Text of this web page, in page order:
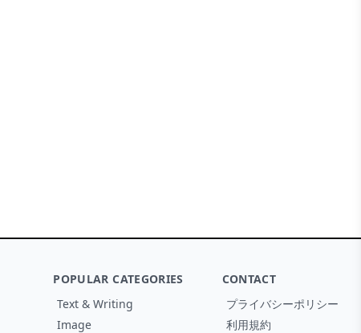
POPULAR CATEGORIES
Text & Writing
Image
CONTACT
プライバシーポリシー
利用規約